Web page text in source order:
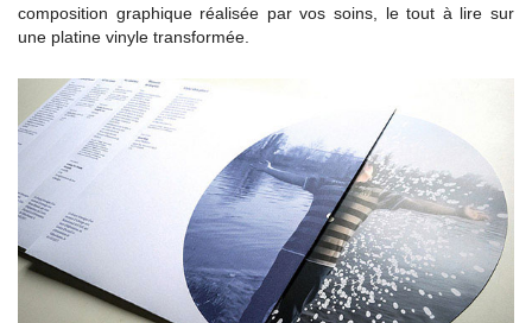
composition graphique réalisée par vos soins, le tout à lire sur
une platine vinyle transformée.